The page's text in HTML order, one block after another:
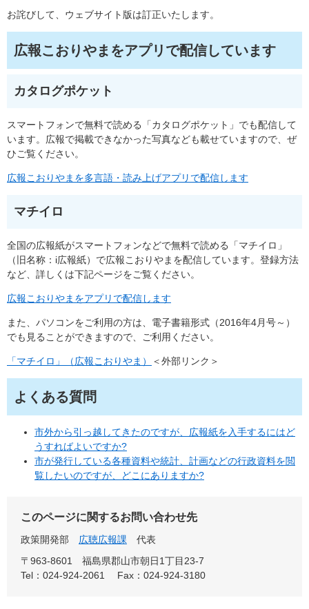
お詫びして、ウェブサイト版は訂正いたします。
広報こおりやまをアプリで配信しています
カタログポケット
スマートフォンで無料で読める「カタログポケット」でも配信して
います。広報で掲載できなかった写真なども載せていますので、ぜ
ひご覧ください。
広報こおりやまを多言語・読み上げアプリで配信します
マチイロ
全国の広報紙がスマートフォンなどで無料で読める「マチイロ」
（旧名称：i広報紙）で広報こおりやまを配信しています。登録方法
など、詳しくは下記ページをご覧ください。
広報こおりやまをアプリで配信します
また、パソコンをご利用の方は、電子書籍形式（2016年4月号～）
でも見ることができますので、ご利用ください。
「マチイロ」（広報こおりやま） ＜外部リンク＞
よくある質問
市外から引っ越してきたのですが、広報紙を入手するにはど
うすればよいですか?
市が発行している各種資料や統計、計画などの行政資料を閲
覧したいのですが、どこにありますか?
このページに関するお問い合わせ先
政策開発部 広聴広報課
代表
〒963-8601
福島県郡山市朝日1丁目23-7
Tel：024-924-2061
Fax：024-924-3180